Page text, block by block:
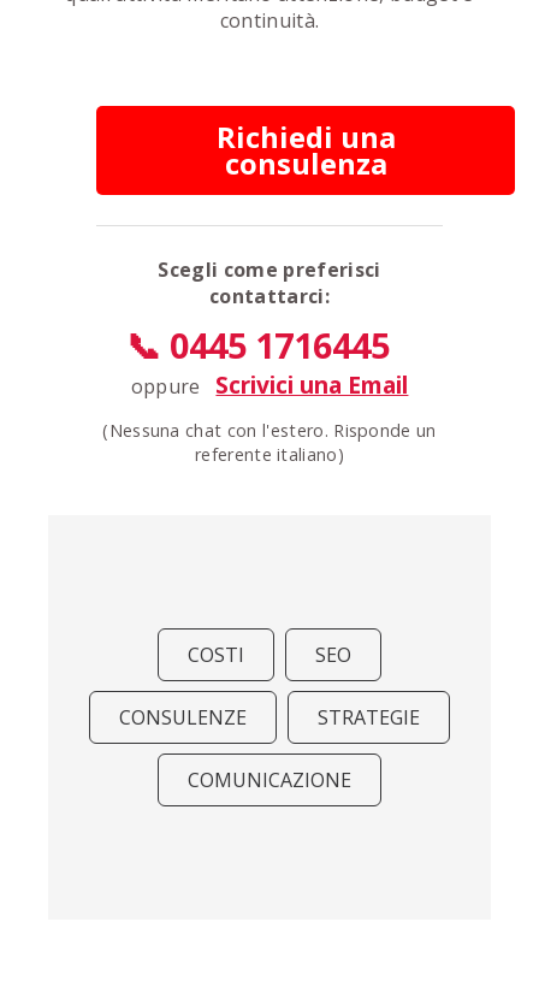
continuità.
Richiedi una
consulenza
Scegli come preferisci
contattarci:
📞 0445 1716445
oppure Scrivici una Email
(Nessuna chat con l'estero. Risponde un
referente italiano)
COSTI SEO
CONSULENZE STRATEGIE
COMUNICAZIONE